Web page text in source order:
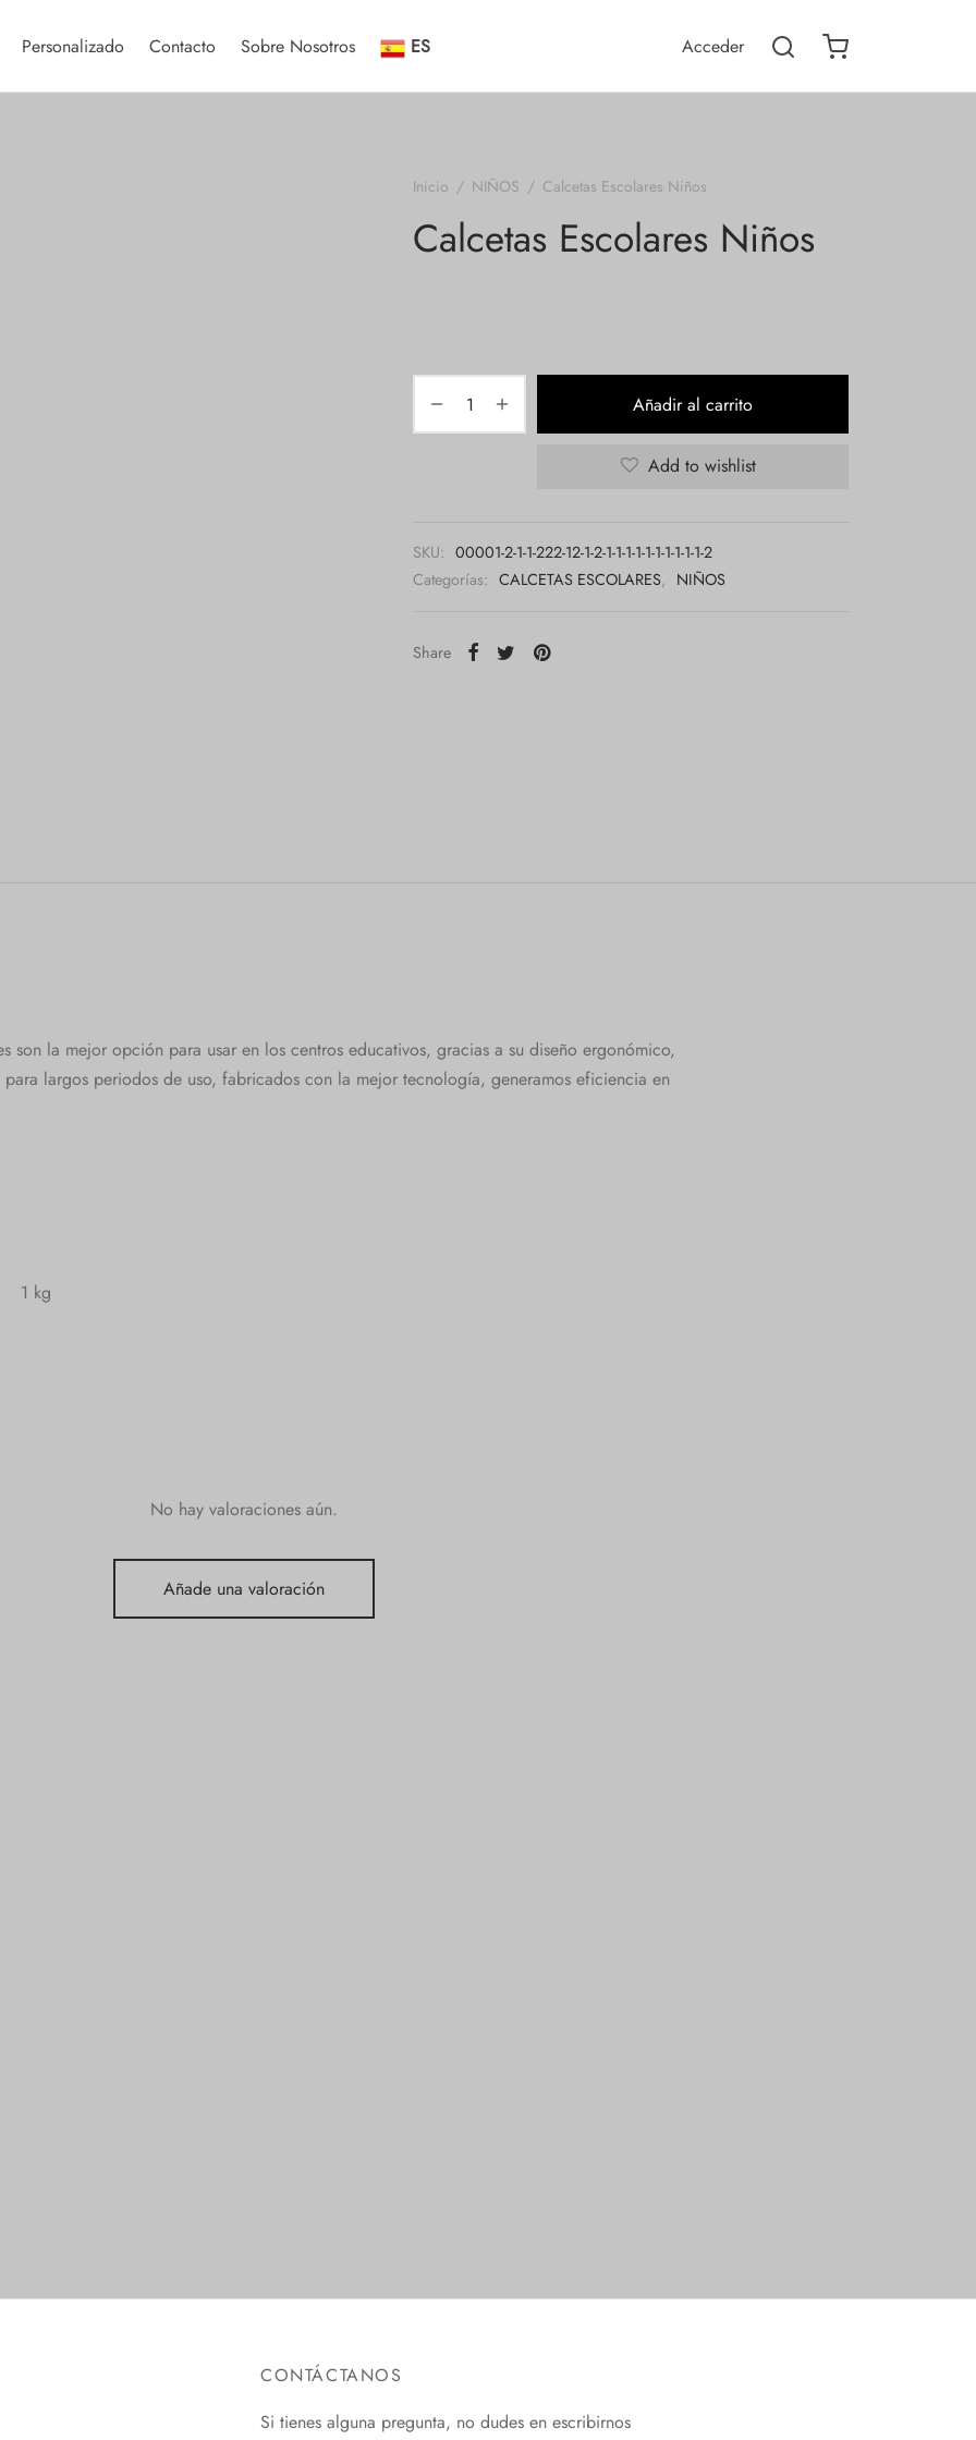
Personalizado Contacto Sobre Nosotros ES Acceder
Inicio / NIÑOS / Calcetas Escolares Niños
Calcetas Escolares Niños
Añadir al carrito
Add to wishlist
SKU: 00001-2-1-1-222-12-1-2-1-1-1-1-1-1-1-1-1-1-2
Categorías: CALCETAS ESCOLARES, NIÑOS
Share
son la mejor opción para usar en los centros educativos, gracias a su diseño ergonómico,
largos periodos de uso, fabricados con la mejor tecnología, generamos eficiencia en
1 kg
No hay valoraciones aún.
Añade una valoración
CONTÁCTANOS
Si tienes alguna pregunta, no dudes en escribirnos